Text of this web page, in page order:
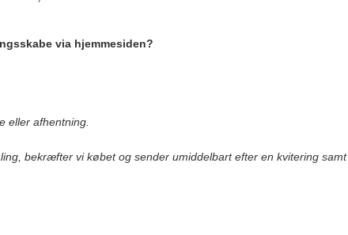
via hjemmesiden?
eller afhentning.
bekræfter vi købet og sender umiddelbart efter en kvitering samt